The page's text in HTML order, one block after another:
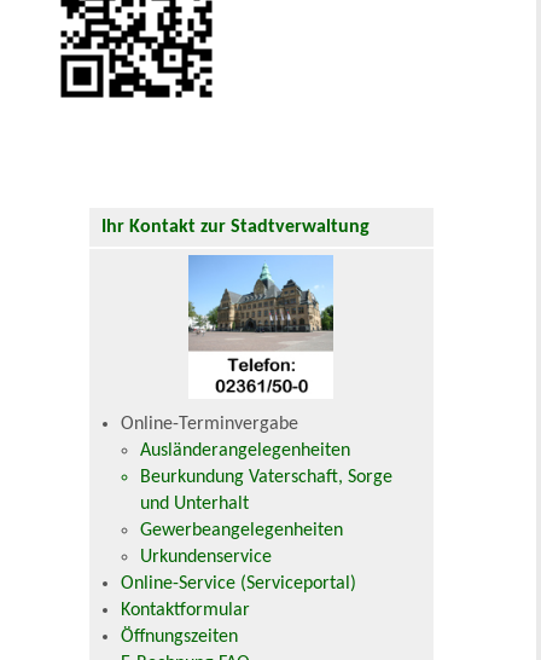
Ihr Kontakt zur Stadtverwaltung
Online-Terminvergabe
Ausländerangelegenheiten
Beurkundung Vaterschaft, Sorge
und Unterhalt
Gewerbeangelegenheiten
Urkundenservice
Online-Service (Serviceportal)
Kontaktformular
Öffnungszeiten